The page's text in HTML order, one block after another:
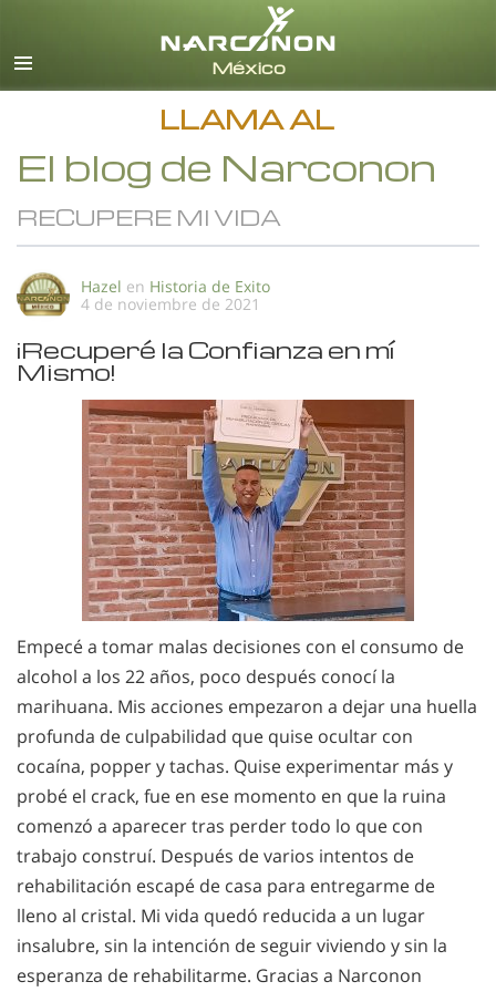
Español
Todas las Regiones/Idiomas
LLAMA AL
El blog de Narconon
RECUPERE MI VIDA
Hazel en Historia de Exito
4 de noviembre de 2021
¡Recuperé la Confianza en mí
Mismo!
Empecé a tomar malas decisiones con el consumo de
alcohol a los 22 años, poco después conocí la
marihuana. Mis acciones empezaron a dejar una huella
profunda de culpabilidad que quise ocultar con
cocaína, popper y tachas. Quise experimentar más y
probé el crack, fue en ese momento en que la ruina
comenzó a aparecer tras perder todo lo que con
trabajo construí. Después de varios intentos de
rehabilitación escapé de casa para entregarme de
lleno al cristal. Mi vida quedó reducida a un lugar
insalubre, sin la intención de seguir viviendo y sin la
esperanza de rehabilitarme. Gracias a Narconon